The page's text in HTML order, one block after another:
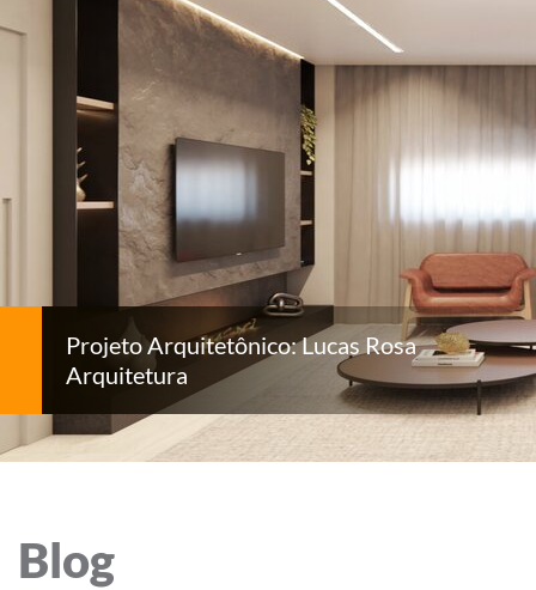
Projeto Arquitetônico: Lucas Rosa
Arquitetura
Blog